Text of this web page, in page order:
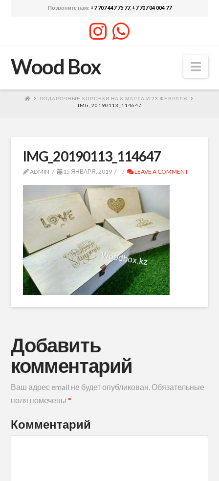
Позвоните нам: +7 707 447 75 77, +7 707 04 004 77
Wood Box
ПОДАРОЧНЫЕ КОРОБКИ НА 8 МАРТА И 23 ФЕВРАЛЯ
IMG_20190113_114647
IMG_20190113_114647
ADMIN 15 ЯНВАРЯ, 2019 LEAVE A COMMENT
Добавить
комментарий
Ваш адрес email не будет опубликован. Обязательные
поля помечены*
Комментарий